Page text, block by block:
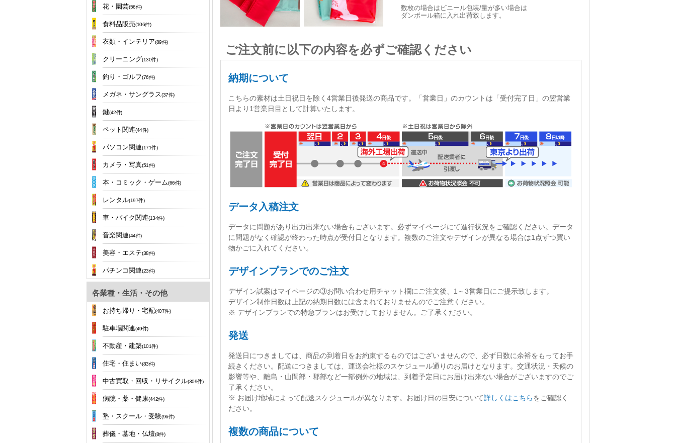
花・園芸(56件)
食料品販売(106件)
衣類・インテリア(89件)
クリーニング(130件)
釣り・ゴルフ(76件)
メガネ・サングラス(37件)
鍵(42件)
ペット関連(44件)
パソコン関連(171件)
カメラ・写真(51件)
本・コミック・ゲーム(66件)
レンタル(197件)
車・バイク関連(134件)
音楽関連(44件)
美容・エステ(38件)
パチンコ関連(23件)
各業種・生活・その他
お持ち帰り・宅配(407件)
駐車場関連(49件)
不動産・建築(101件)
住宅・住まい(83件)
中古買取・回収・リサイクル(309件)
病院・薬・健康(442件)
塾・スクール・受験(96件)
葬儀・墓地・仏壇(8件)
数枚の場合はビニール包装/量が多い場合は
ダンボール箱に入れ出荷致します。
ご注文前に以下の内容を必ずご確認ください
納期について
こちらの素材は土日祝日を除く4営業日後発送の商品です。「営業日」のカウントは「受付完了日」の翌営業
日より1営業日目として計算いたします。
データ入稿注文
データに問題があり出力出来ない場合もございます。必ずマイページにて進行状況をご確認ください。 データ
に問題がなく確認が終わった時点が受付日 となります。複数のご注文やデザインが異なる場合は1点ずつ買い
物かごに入れてください。
デザインプランでのご注文
デザイン試案はマイページの③お問い合わせ用チャット欄にご注文後、 1～3営業日にご提示致します。
デザイン制作日数は上記の納期日数には含まれておりませんのでご注意ください。
※ デザインプランでの特急プランはお受けしておりません。ご了承ください。
発送
発送日につきましては、 商品の到着日をお約束するものではございませんので、必ず日数に余裕をもってお手
続きください。配送につきましては、運送会社様のスケジュール通りのお届けとなります。交通状況・天候の
影響等や、離島・山間部・郡部など一部例外の地域は、到着予定日にお届け出来ない場合がございますのでご
了承ください。
※ お届け地域によって配送スケジュールが異なります。お届け日の目安について詳しくはこちらをご確認く
ださい。
複数の商品について